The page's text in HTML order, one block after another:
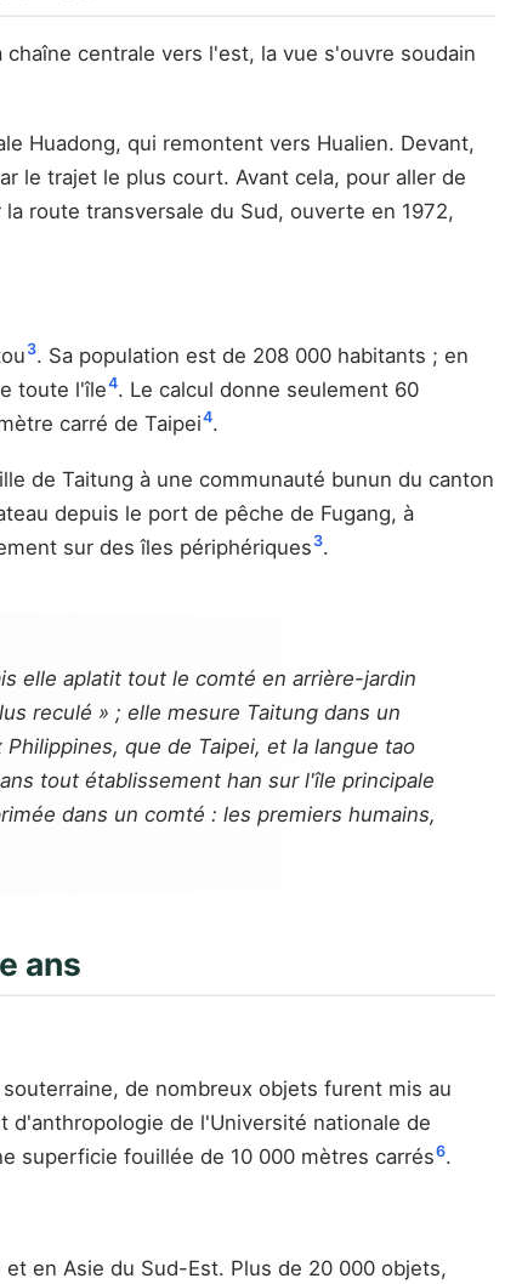
centrale vers l'est, la vue s'ouvre soudain
Huadong, qui remontent vers Hualien. Devant,
le trajet le plus court. Avant cela, pour aller de
route transversale du Sud, ouverte en 1972,
3. Sa population est de 208 000 habitants ; en
toute l'île4. Le calcul donne seulement 60
carré de Taipei4.
de Taitung à une communauté bunun du canton
depuis le port de pêche de Fugang, à
sur des îles périphériques 3.
elle aplatit tout le comté en arrière-jardin
reculé » ; elle mesure Taitung dans un
que de Taipei, et la langue tao
tout établissement han sur l'île principale
dans un comté : les premiers humains,
ans
de nombreux objets furent mis au
d'anthropologie de l'Université nationale de
superficie fouillée de 10 000 mètres carrés6.
en Asie du Sud-Est. Plus de 20 000 objets,